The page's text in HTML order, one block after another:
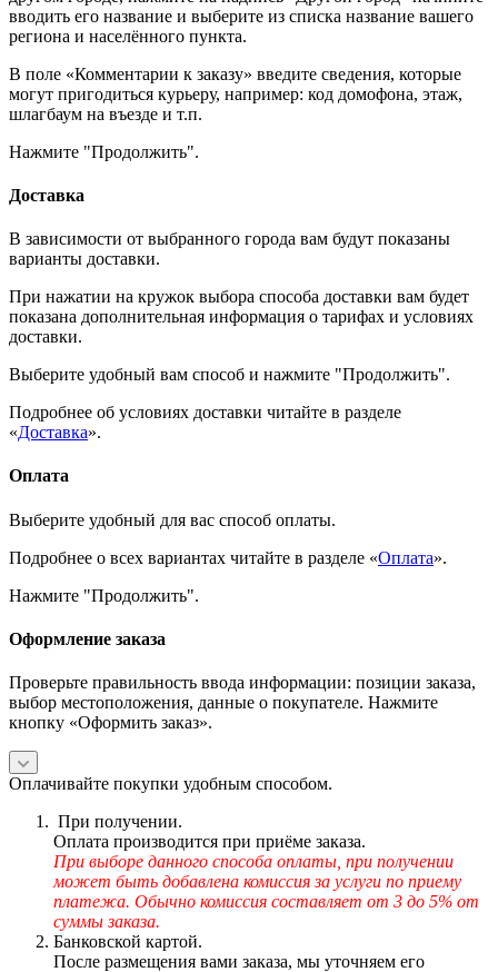
вводить его название и выберите из списка название вашего
региона и населённого пункта.
В поле «Комментарии к заказу» введите сведения, которые
могут пригодиться курьеру, например: код домофона, этаж,
шлагбаум на въезде и т.п.
Нажмите "Продолжить".
Доставка
В зависимости от выбранного города вам будут показаны
варианты доставки.
При нажатии на кружок выбора способа доставки вам будет
показана дополнительная информация о тарифах и условиях
доставки.
Выберите удобный вам способ и нажмите "Продолжить".
Подробнее об условиях доставки читайте в разделе
«Доставка».
Оплата
Выберите удобный для вас способ оплаты.
Подробнее о всех вариантах читайте в разделе «Оплата».
Нажмите "Продолжить".
Оформление заказа
Проверьте правильность ввода информации: позиции заказа,
выбор местоположения, данные о покупателе. Нажмите
кнопку «Оформить заказ».
Оплачивайте покупки удобным способом.
При получении.
Оплата производится при приёме заказа.
При выборе данного способа оплаты, при получении
может быть добавлена комиссия за услуги по приему
платежа. Обычно комиссия составляет от 3 до 5% от
суммы заказа.
Банковской картой.
После размещения вами заказа, мы уточняем его